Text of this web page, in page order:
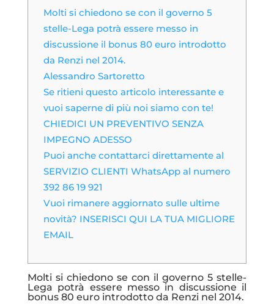
Molti si chiedono se con il governo 5
stelle-Lega potrà essere messo in
discussione il bonus 80 euro introdotto
da Renzi nel 2014.
Alessandro Sartoretto
Se ritieni questo articolo interessante e
vuoi saperne di più noi siamo con te!
CHIEDICI UN PREVENTIVO SENZA
IMPEGNO ADESSO
Puoi anche contattarci direttamente al
SERVIZIO CLIENTI WhatsApp al numero
392 86 19 921
Vuoi rimanere aggiornato sulle ultime
novità? INSERISCI QUI LA TUA MIGLIORE
EMAIL
Molti si chiedono se con il governo 5 stelle-
Lega potrà essere messo in discussione il
bonus 80 euro introdotto da Renzi nel 2014.